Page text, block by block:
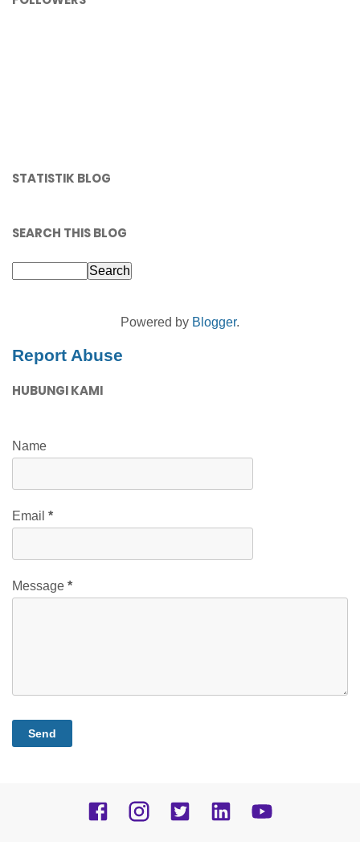
STATISTIK BLOG
SEARCH THIS BLOG
Powered by Blogger.
Report Abuse
HUBUNGI KAMI
Name
Email *
Message *